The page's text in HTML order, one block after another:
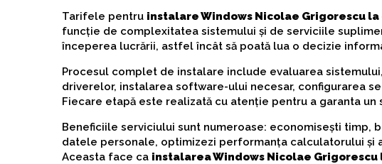
Tarifele pentru instalare Windows Nicolae Grigorescu
funcție de complexitatea sistemului și de serviciile
începerea lucrării, astfel încât să poată lua o decizie
Procesul complet de instalare include evaluarea
driverelor, instalarea software-ului necesar, configurarea
Fiecare etapă este realizată cu atenție pentru a garanta
Beneficiile serviciului sunt numeroase: economisești
datele personale, optimizezi performanța calculatorului
Aceasta face ca instalarea Windows Nicolae